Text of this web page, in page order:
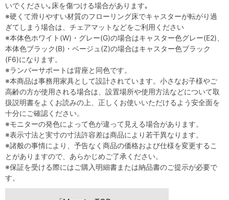
いでください｡床を傷つける場合があります｡
※硬くて滑りやすい材質のフローリング床でキャスターが転がり過
ぎてしまう場合は、チェアマットなどをご利用ください
※本体色ホワイト(W)・グレー(G)の場合はキャスター色グレー(E2)、
本体色ブラック(B)・ベージュ(Z)の場合はキャスター色ブラック
(F6)になります。
※ランバーサポートは背座と同色です。
※本商品は事務用家具として設計されています。小さなお子様やご
高齢の方が使用される場合は、設置場所や使用方法などについて取
扱説明書をよくお読みの上、正しくお使いいただけるよう安全面を
十分にご確認ください。
※モニターの発色によって色が違って見える場合があります。
※表示寸法と実寸の寸法許容差は商品により若干異なります。
※諸般の事情により、予告なく商品の価格および仕様を変更するこ
とがありますので、あらかじめご了承ください。
※保証を受ける際にはご購入明細書または納品書のご提示が必要で
す。